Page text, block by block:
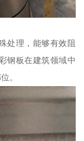
处理，能够有效阻
钢板在建筑领域中
。